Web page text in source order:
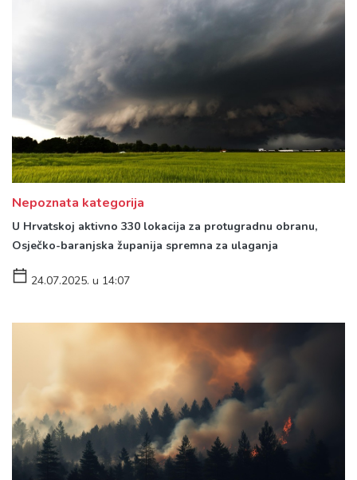
Nepoznata kategorija
U Hrvatskoj aktivno 330 lokacija za protugradnu obranu,
Osječko-baranjska županija spremna za ulaganja
24.07.2025. u 14:07